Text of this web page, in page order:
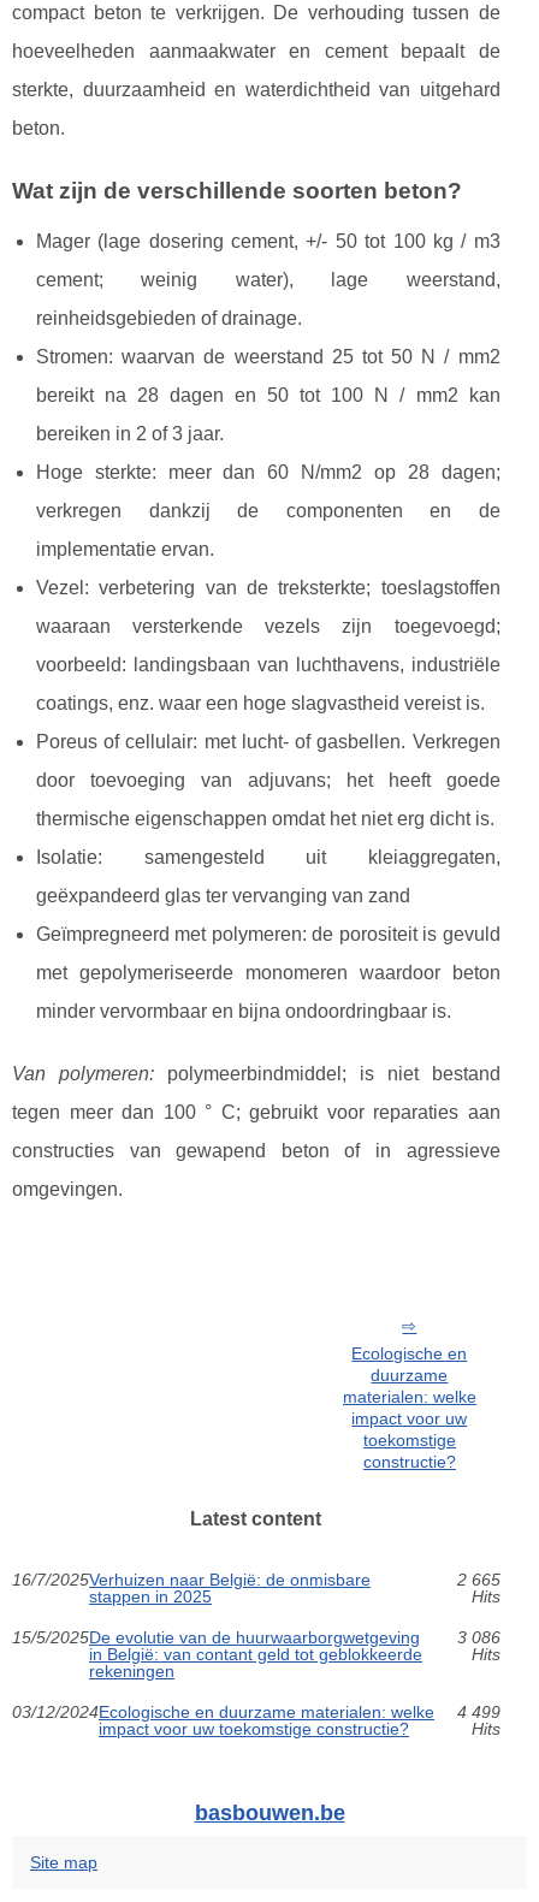
compact beton te verkrijgen. De verhouding tussen de
hoeveelheden aanmaakwater en cement bepaalt de
sterkte, duurzaamheid en waterdichtheid van uitgehard
beton.
Wat zijn de verschillende soorten beton?
Mager (lage dosering cement, +/- 50 tot 100 kg / m3
cement; weinig water), lage weerstand,
reinheidsgebieden of drainage.
Stromen: waarvan de weerstand 25 tot 50 N / mm2
bereikt na 28 dagen en 50 tot 100 N / mm2 kan
bereiken in 2 of 3 jaar.
Hoge sterkte: meer dan 60 N/mm2 op 28 dagen;
verkregen dankzij de componenten en de
implementatie ervan.
Vezel: verbetering van de treksterkte; toeslagstoffen
waaraan versterkende vezels zijn toegevoegd;
voorbeeld: landingsbaan van luchthavens, industriële
coatings, enz. waar een hoge slagvastheid vereist is.
Poreus of cellulair: met lucht- of gasbellen. Verkregen
door toevoeging van adjuvans; het heeft goede
thermische eigenschappen omdat het niet erg dicht is.
Isolatie: samengesteld uit kleiaggregaten,
geëxpandeerd glas ter vervanging van zand
Geïmpregneerd met polymeren: de porositeit is gevuld
met gepolymeriseerde monomeren waardoor beton
minder vervormbaar en bijna ondoordringbaar is.
Van polymeren:polymeerbindmiddel; is niet bestand
tegen meer dan 100 ° C; gebruikt voor reparaties aan
constructies van gewapend beton of in agressieve
omgevingen.
Ecologische en
duurzame
materialen: welke
impact voor uw
toekomstige
constructie?
Latest content
16/7/2025Verhuizen naar België: de onmisbare
stappen in 2025
2 665
Hits
15/5/2025De evolutie van de huurwaarborgwetgeving
in België: van contant geld tot geblokkeerde
rekeningen
3 086
Hits
03/12/2024Ecologische en duurzame materialen: welke
impact voor uw toekomstige constructie?
4 499
Hits
basbouwen.be
Site map